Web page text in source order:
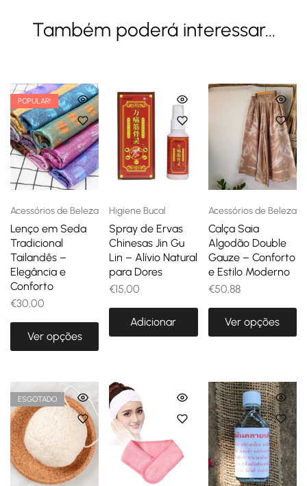
Também poderá interessar...
POPULAR!
Acessórios de Beleza
Lenço em Seda
Tradicional
Tailandês –
Elegância e
Conforto
€30,00
Ver opções
Higiene Bucal
Spray de Ervas
Chinesas Jin Gu
Lin – Alívio Natural
para Dores
€15,00
Adicionar
Acessórios de Beleza
Calça Saia
Algodão Double
Gauze – Conforto
e Estilo Moderno
€50,88
Ver opções
ESGOTADO